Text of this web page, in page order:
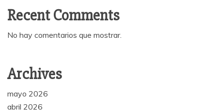
Recent Comments
No hay comentarios que mostrar.
Archives
mayo 2026
abril 2026